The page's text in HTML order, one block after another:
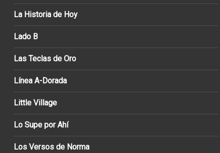
La Historia de Hoy
Lado B
Las Teclas de Oro
Línea A-Dorada
Little Village
Lo Supe por Ahí
Los Versos de Norma